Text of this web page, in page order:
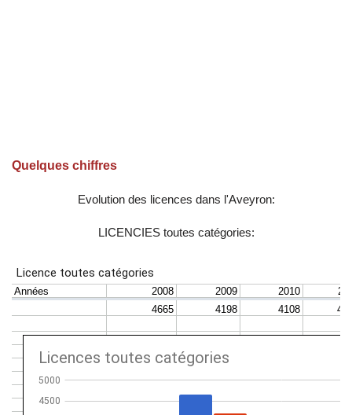
Quelques chiffres
Evolution des licences dans l'Aveyron:
LICENCIES toutes catégories: